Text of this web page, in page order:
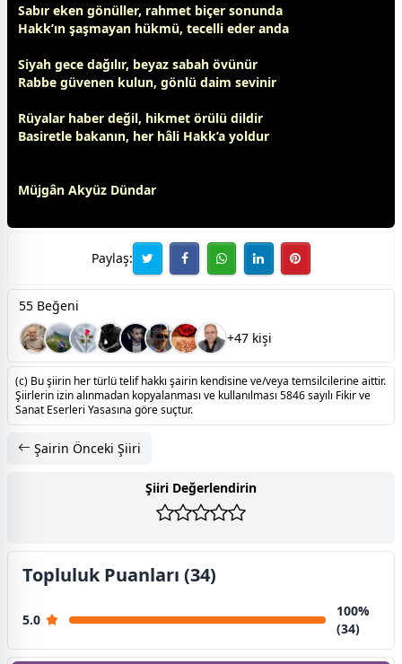
Sabır eken gönüller, rahmet biçer sonunda
Hakk’ın şaşmayan hükmü, tecelli eder anda
Siyah gece dağılır, beyaz sabah övünür
Rabbe güvenen kulun, gönlü daim sevinir
Rüyalar haber değil, hikmet örülü dildir
Basiretle bakanın, her hâli Hakk’a yoldur
Müjgân Akyüz Dündar
Paylaş:
55 Beğeni
+47 kişi
(c) Bu şiirin her türlü telif hakkı şairin kendisine ve/veya temsilcilerine aittir.
Şiirlerin izin alınmadan kopyalanması ve kullanılması 5846 sayılı Fikir ve
Sanat Eserleri Yasasına göre suçtur.
Şairin Önceki Şiiri
Şiiri Değerlendirin
Topluluk Puanları (34)
5.0
100%
(34)